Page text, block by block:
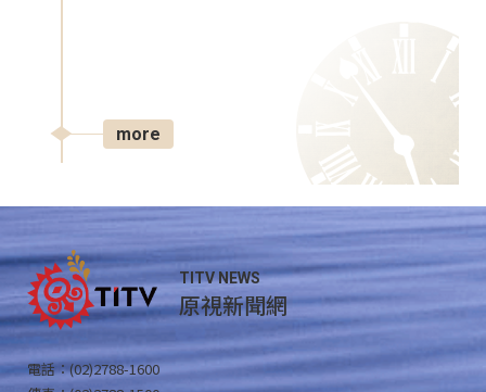
more
TITV NEWS
原視新聞網
電話：(02)2788-1600